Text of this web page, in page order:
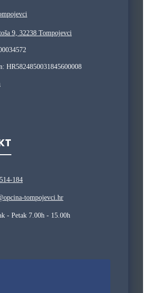
9, 32238 Tompojevci
HR5824850031845600008
184
tompojevci.hr
- Petak 7.00h - 15.00h